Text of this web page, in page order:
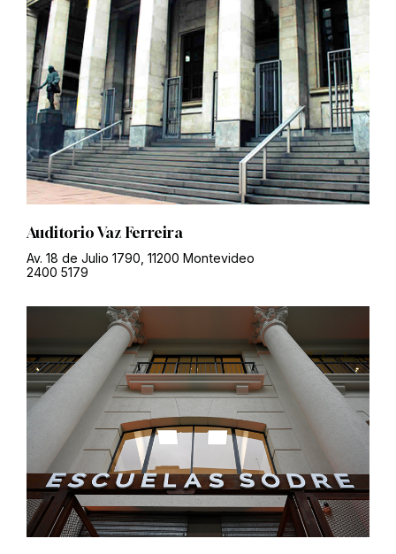
Auditorio Vaz Ferreira
Av. 18 de Julio 1790, 11200 Montevideo
2400 5179